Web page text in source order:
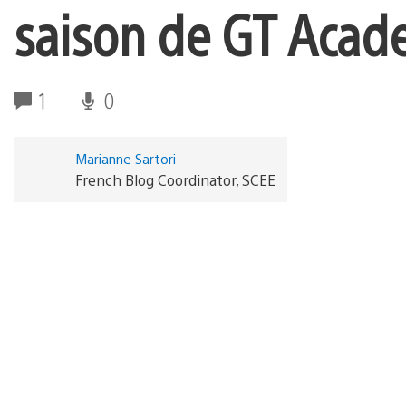
saison de GT
1 0
Marianne Sartori
French Blog Coordinator, SCEE